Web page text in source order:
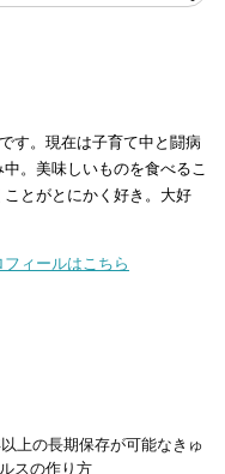
す。現在は子育て中と闘病
。美味しいものを食べるこ
とがとにかく好き。大好
ィールはこちら
上の長期保存が可能なきゅ
スの作り方